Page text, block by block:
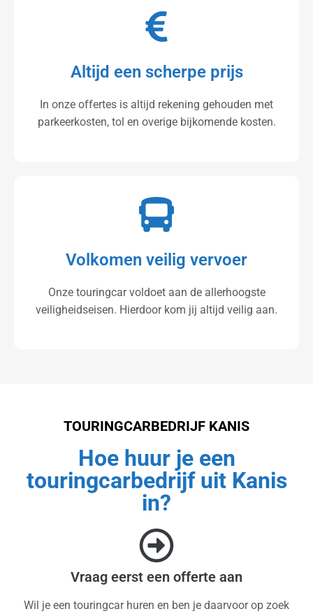
Altijd een scherpe prijs
In onze offertes is altijd rekening gehouden met
parkeerkosten, tol en overige bijkomende kosten.
Volkomen veilig vervoer
Onze touringcar voldoet aan de allerhoogste
veiligheidseisen. Hierdoor kom jij altijd veilig aan.
TOURINGCARBEDRIJF KANIS
Hoe huur je een
touringcarbedrijf uit Kanis
in?
Vraag eerst een offerte aan
Wil je een touringcar huren en ben je daarvoor op zoek